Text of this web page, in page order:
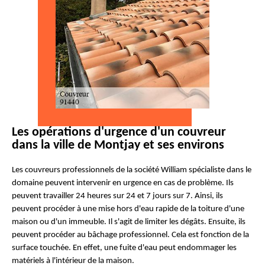
Les opérations d'urgence d'un couvreur
dans la ville de Montjay et ses environs
Les couvreurs professionnels de la société William spécialiste dans le
domaine peuvent intervenir en urgence en cas de problème. Ils
peuvent travailler 24 heures sur 24 et 7 jours sur 7. Ainsi, ils
peuvent procéder à une mise hors d'eau rapide de la toiture d'une
maison ou d'un immeuble. Il s'agit de limiter les dégâts. Ensuite, ils
peuvent procéder au bâchage professionnel. Cela est fonction de la
surface touchée. En effet, une fuite d'eau peut endommager les
matériels à l'intérieur de la maison.